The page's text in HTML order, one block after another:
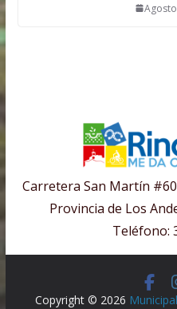
Carretera San Martín
Provincia de Los
Teléfono:
Copyright © 2026